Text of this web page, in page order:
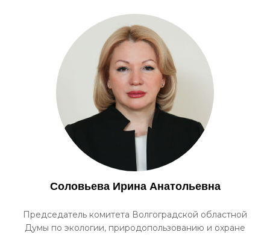
Соловьева Ирина Анатольевна
Председатель комитета Волгоградской областной
Думы по экологии, природопользованию и охране